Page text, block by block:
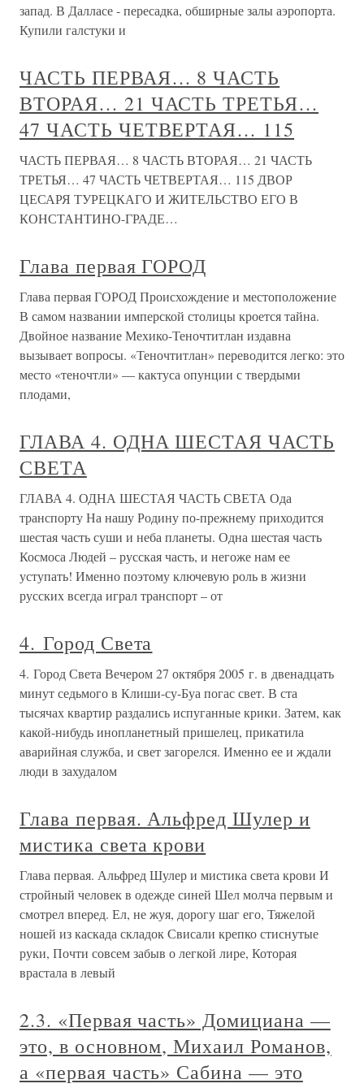
запад. В Далласе - пересадка, обширные залы аэропорта.
Купили галстуки и
ЧАСТЬ ПЕРВАЯ… 8 ЧАСТЬ
ВТОРАЯ… 21 ЧАСТЬ ТРЕТЬЯ…
47 ЧАСТЬ ЧЕТВЕРТАЯ… 115
ЧАСТЬ ПЕРВАЯ… 8 ЧАСТЬ ВТОРАЯ… 21 ЧАСТЬ
ТРЕТЬЯ… 47 ЧАСТЬ ЧЕТВЕРТАЯ… 115 ДВОР
ЦЕСАРЯ ТУРЕЦКАГО И ЖИТЕЛЬСТВО ЕГО В
КОНСТАНТИНО-ГРАДЕ…
Глава первая ГОРОД
Глава первая ГОРОД Происхождение и местоположение
В самом названии имперской столицы кроется тайна.
Двойное название Мехико-Теночтитлан издавна
вызывает вопросы. «Теночтитлан» переводится легко: это
место «теночтли» — кактуса опунции с твердыми
плодами,
ГЛАВА 4. ОДНА ШЕСТАЯ ЧАСТЬ
СВЕТА
ГЛАВА 4. ОДНА ШЕСТАЯ ЧАСТЬ СВЕТА Ода
транспорту На нашу Родину по-прежнему приходится
шестая часть суши и неба планеты. Одна шестая часть
Космоса Людей – русская часть, и негоже нам ее
уступать! Именно поэтому ключевую роль в жизни
русских всегда играл транспорт – от
4. Город Света
4. Город Света Вечером 27 октября 2005 г. в двенадцать
минут седьмого в Клиши-су-Буа погас свет. В ста
тысячах квартир раздались испуганные крики. Затем, как
какой-нибудь инопланетный пришелец, прикатила
аварийная служба, и свет загорелся. Именно ее и ждали
люди в захудалом
Глава первая. Альфред Шулер и
мистика света крови
Глава первая. Альфред Шулер и мистика света крови И
стройный человек в одежде синей Шел молча первым и
смотрел вперед. Ел, не жуя, дорогу шаг его, Тяжелой
ношей из каскада складок Свисали крепко стиснутые
руки, Почти совсем забыв о легкой лире, Которая
врастала в левый
2.3. «Первая часть» Домициана —
это, в основном, Михаил Романов,
а «первая часть» Сабина — это